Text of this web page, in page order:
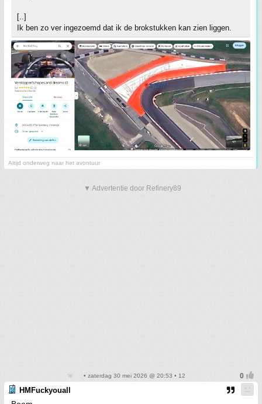
[..]
Ik ben zo ver ingezoemd dat ik de brokstukken kan zien liggen.
Altijd onderweg naar het avontuur
▼ Advertentie door Refinery89
• zaterdag 30 mei 2026 @ 20:53 • 12
HMFuckyouall